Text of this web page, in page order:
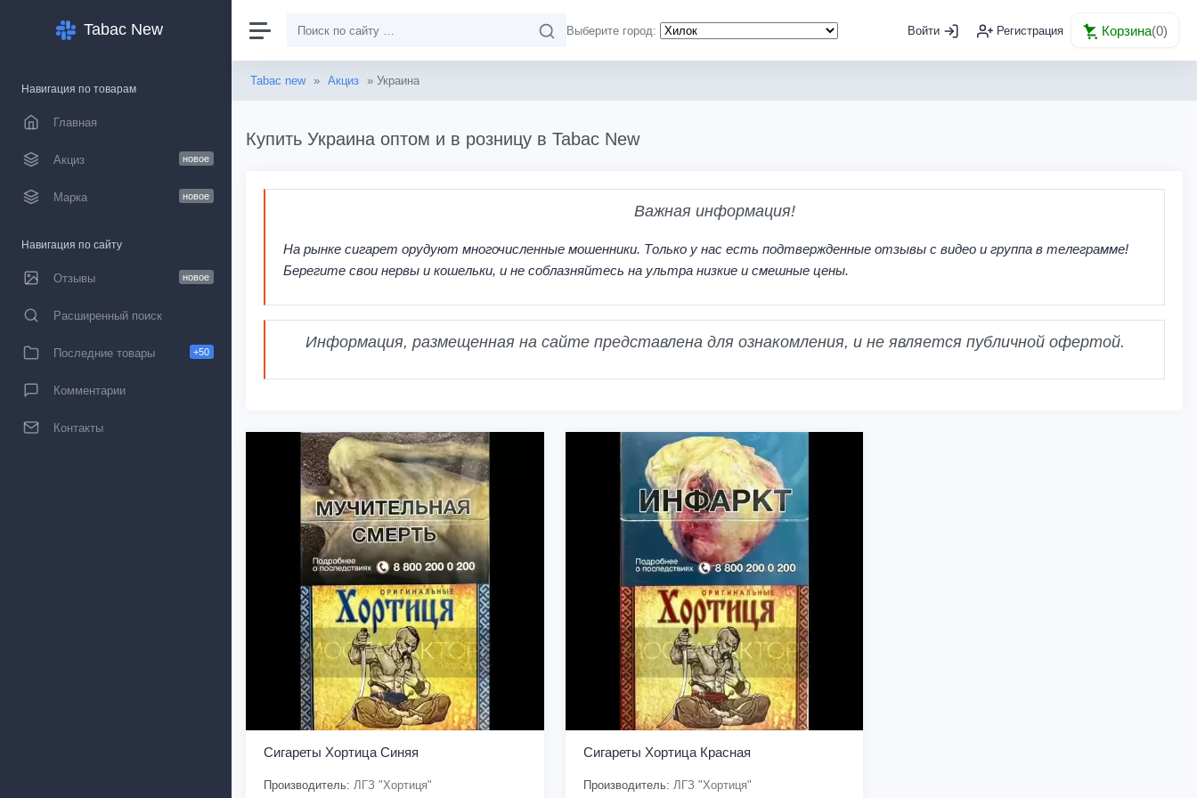
Tabac New
Навигация по товарам
Главная
Акциз новое
Марка новое
Навигация по сайту
Отзывы новое
Расширенный поиск
Последние товары +50
Комментарии
Контакты
Выберите город: Войти Регистрация Корзина(0)
Tabac new » Акциз » Украина
Купить Украина оптом и в розницу в Tabac New
Важная информация!
На рынке сигарет орудуют многочисленные мошенники. Только у нас есть подтвержденные отзывы с видео и группа в телеграмме!
Берегите свои нервы и кошельки, и не соблазняйтесь на ультра низкие и смешные цены.
Информация, размещенная на сайте представлена для ознакомления, и не является публичной офертой.
Сигареты Хортица Синяя
Производитель: ЛГЗ "Хортиця"
Сигареты Хортица Красная
Производитель: ЛГЗ "Хортиця"